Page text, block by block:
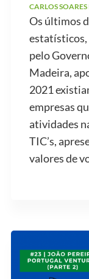
CARLOS SOARES
Os últimos
pelo
Madeira,
2021
empresas
atividades
TIC’s,
valores de